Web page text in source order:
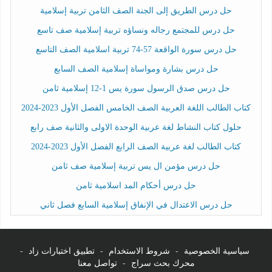
حل درس الطريق إلى الجنة الصف الثامن تربية إسلامية
حل درس للمجتمع رجاله ونساؤه تربية إسلامية صف تاسع
حل درس سورة الواقعة 57-74 تربية اسلامية الصف التاسع
حل درس بشارة ومواساة إسلامية الصف السابع
حل درس صدق الرسول سورة يس 1-12 إسلامية ثامن
كتاب الطالب اللغة العربية الصف الخامس الفصل الأول 2023-2024
حلول كتاب النشاط لغة عربية الوحدة الاولى والثانية صف رابع
كتاب الطالب لغة عربية الصف الرابع الفصل الأول 2023-2024
حل درس مؤمن ال يس تربية إسلامية صف ثامن
حل درس أحكام المد اسلامية ثامن
حل درس الاعتدال في الإنفاق إسلامية السابع فصل ثاني
سياسية الخصوصية - شروط الاستخدام - تطبيق اختبارات زاد
-
محرك بحث سراج
- تواصل معنا